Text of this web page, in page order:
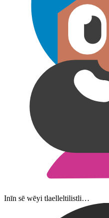
Inīn sē wēyi tlaelleltilistli…